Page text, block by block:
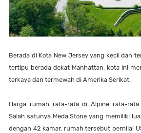
Berada di Kota New Jersey yang kecil dan
tertipu berada dekat Manhattan, kota ini
terkaya dan termewah di Amerika Serikat.
Harga rumah rata-rata di Alpine rata-
Salah satunya Meda Stone yang memiliki
dengan 42 kamar, rumah tersebut bernilai